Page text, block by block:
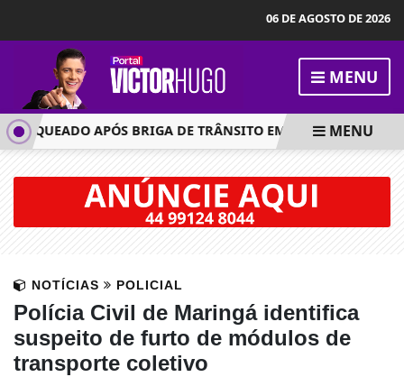
06 DE AGOSTO DE 2026
MENU
APÓS BRIGA DE TRÂNSITO EM MARINGÁMENU
NOTÍCIAS POLICIAL
Polícia Civil de Maringá identifica
suspeito de furto de módulos de
transporte coletivo